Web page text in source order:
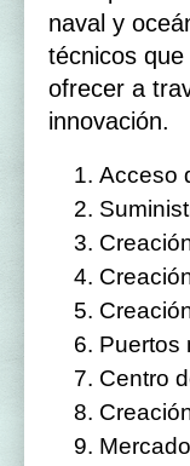
naval y
técnicos
ofrecer a
innovación.
Acceso
Puertos
Centro